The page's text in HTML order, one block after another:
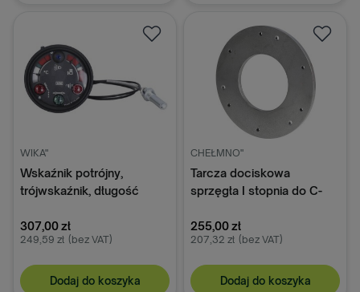
WIKA"
Wskaźnik potrójny,
trójwskaźnik, długość
50024762, WP-76 Wika
307,00 zł
249,59 zł (bez VAT)
Dodaj do koszyka
CHEŁMNO"
Tarcza dociskowa
sprzęgła I stopnia do C-
255,00 zł
207,32 zł (bez VAT)
Dodaj do koszyka